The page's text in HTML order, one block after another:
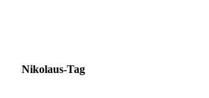
Niko­laus-Tag